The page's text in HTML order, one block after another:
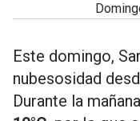
Este domingo,
nubesosidad
Durante la